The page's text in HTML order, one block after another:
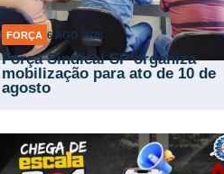
FORÇA 6 AGO 2026
Força Sindical SP organiza
mobilização para ato de 10 de
agosto